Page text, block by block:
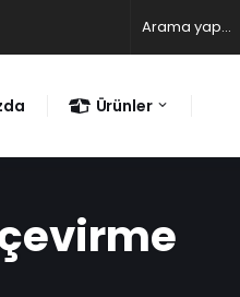
Ürünler